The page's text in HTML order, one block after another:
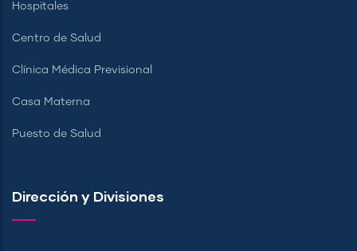
Hospitales
Centro de Salud
Clínica Médica Previsional
Casa Materna
Puesto de Salud
Dirección y Divisiones